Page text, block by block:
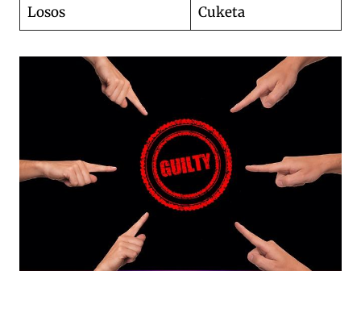
Losos Cuketa